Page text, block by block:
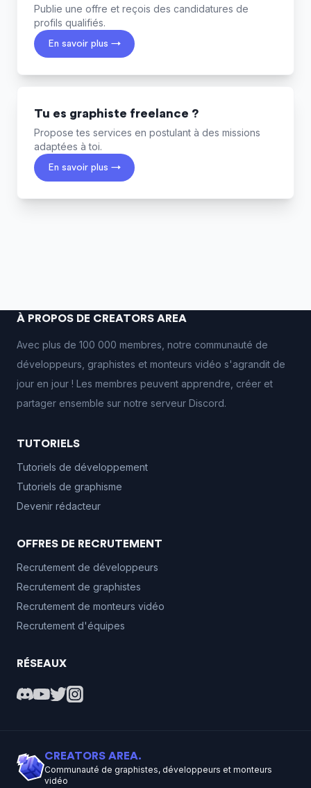
Publie une offre et reçois des candidatures de
profils qualifiés.
En savoir plus →
Tu es graphiste freelance ?
Propose tes services en postulant à des missions
adaptées à toi.
En savoir plus →
À PROPOS DE CREATORS AREA
Avec plus de 100 000 membres, notre communauté de
développeurs, graphistes et monteurs vidéo s'agrandit de
jour en jour ! Les membres peuvent apprendre, créer et
partager ensemble sur notre serveur Discord.
TUTORIELS
Tutoriels de développement
Tutoriels de graphisme
Devenir rédacteur
OFFRES DE RECRUTEMENT
Recrutement de développeurs
Recrutement de graphistes
Recrutement de monteurs vidéo
Recrutement d'équipes
RÉSEAUX
CREATORS AREA.
Communauté de graphistes, développeurs et monteurs
vidéo